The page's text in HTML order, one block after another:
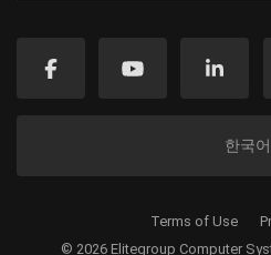
한국어
© 2026 Elitegroup Computer
Terms of Use